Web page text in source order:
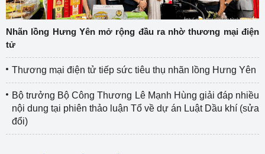
Nhãn lồng Hưng Yên mở rộng đầu ra nhờ thương mại điện
tử
Thương mại điện tử tiếp sức tiêu thụ nhãn lồng Hưng Yên
Bộ trưởng Bộ Công Thương Lê Mạnh Hùng giải đáp nhiều
nội dung tại phiên thảo luận Tổ về dự án Luật Dầu khí (sửa
đổi)